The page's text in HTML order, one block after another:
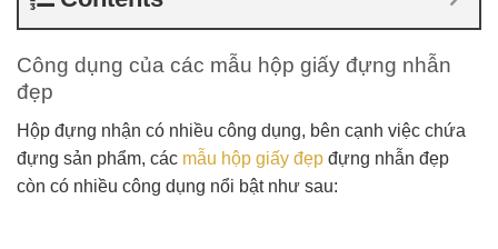
Công dụng của các mẫu hộp giấy đựng nhẫn
đẹp
Hộp đựng nhận có nhiều công dụng, bên cạnh việc chứa
đựng sản phẩm, các mẫu hộp giấy đẹp đựng nhẫn đẹp
còn có nhiều công dụng nổi bật như sau: